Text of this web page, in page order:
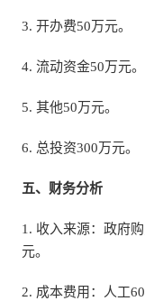
3. 开办费50万元。
4. 流动资金50万元。
5. 其他50万元。
6. 总投资300万元。
五、财务分析
1. 收入来源：政府
元。
2. 成本费用：人工